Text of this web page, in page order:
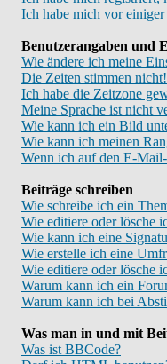
Ich habe mich vor
Benutzerangaben und
Wie ändere ich meine
Die Zeiten stimmen nicht!
Ich habe die Zeitzone
Meine Sprache ist nicht
Wie kann ich ein Bild
Wie kann ich meinen
Wenn ich auf den E-
Beiträge schreiben
Wie schreibe ich ein
Wie editiere oder lösche
Wie kann ich eine
Wie erstelle ich eine
Wie editiere oder lösche
Warum kann ich ein
Warum kann ich bei
Was man in und mit
Was ist BBCode?